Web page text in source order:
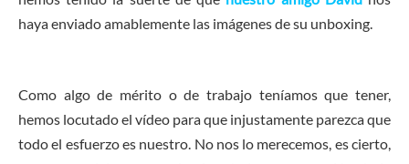
haya enviado amablemente las imágenes de su unboxing.
Como algo de mérito o de trabajo teníamos que tener,
hemos locutado el vídeo para que injustamente parezca que
todo el esfuerzo es nuestro. No nos lo merecemos, es cierto,